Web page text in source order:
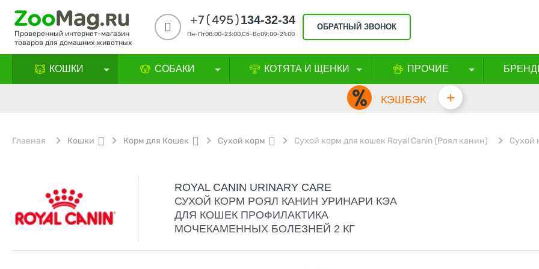
Проверенный интернет-магазин
товаров для домашних животных
+7(495)134-32-34
Пн-Пт08:00-23:00,Сб-Вс09:00-21:00
ОБРАТНЫЙ ЗВОНОК
КОШКИ СОБАКИ КОТЯТА И ЩЕНКИ ПРОЧИЕ
КЭШБЭК +
Главная Кошки Корм для Кошек Сухой корм Сухой корм для кошек Royal Canin (Роял канин) Сухой
ROYAL CANIN URINARY CARE
СУХОЙ КОРМ РОЯЛ КАНИН УРИНАРИ КЭА
ДЛЯ КОШЕК ПРОФИЛАКТИКА
МОЧЕКАМЕННЫХ БОЛЕЗНЕЙ 2 КГ